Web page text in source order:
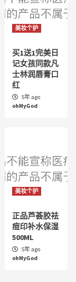
美妆个护
买1送1完美日
记女孩同款凡
士林润唇膏口
红
5年 ago
ohMyGod
美妆个护
正品芦荟胶祛
痘印补水保湿
500ML
5年 ago
ohMyGod